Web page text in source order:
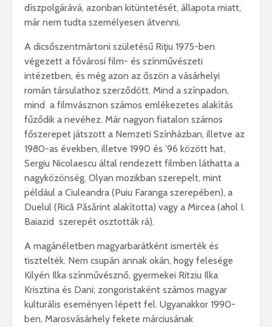
díszpolgárává, azonban kitüntetését, állapota miatt,
már nem tudta személyesen átvenni.
A dicsőszentmártoni születésű Riţiu 1975-ben
végezett a fővárosi film- és színművészeti
intézetben, és még azon az őszön a vásárhelyi
román társulathoz szerződött. Mind a színpadon,
mind a filmvásznon számos emlékezetes alakítás
fűződik a nevéhez. Már nagyon fiatalon számos
főszerepet játszott a Nemzeti Színházban, illetve az
1980-as években, illetve 1990 és ’96 között hat,
Sergiu Nicolaescu által rendezett filmben láthatta a
nagyközönség. Olyan mozikban szerepelt, mint
például a Ciuleandra (Puiu Faranga szerepében), a
Duelul (Rică Păsărint alakította) vagy a Mircea (ahol I.
Baiazid szerepét osztották rá).
A magánéletben magyarbarátként ismerték és
tisztelték. Nem csupán annak okán, hogy felesége
Kilyén Ilka színművésznő, gyermekei Ritziu Ilka
Krisztina és Dani; zongoristaként számos magyar
kulturális eseményen lépett fel. Ugyanakkor 1990-
ben, Marosvásárhely fekete márciusának